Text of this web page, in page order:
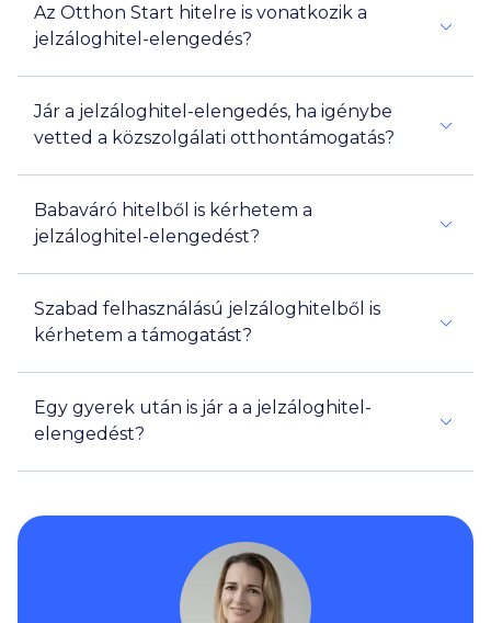
Az Otthon Start hitelre is vonatkozik a
jelzáloghitel-elengedés?
Jár a jelzáloghitel-elengedés, ha igénybe
vetted a közszolgálati otthontámogatás?
Babaváró hitelből is kérhetem a
jelzáloghitel-elengedést?
Szabad felhasználású jelzáloghitelből is
kérhetem a támogatást?
Egy gyerek után is jár a a jelzáloghitel-
elengedést?